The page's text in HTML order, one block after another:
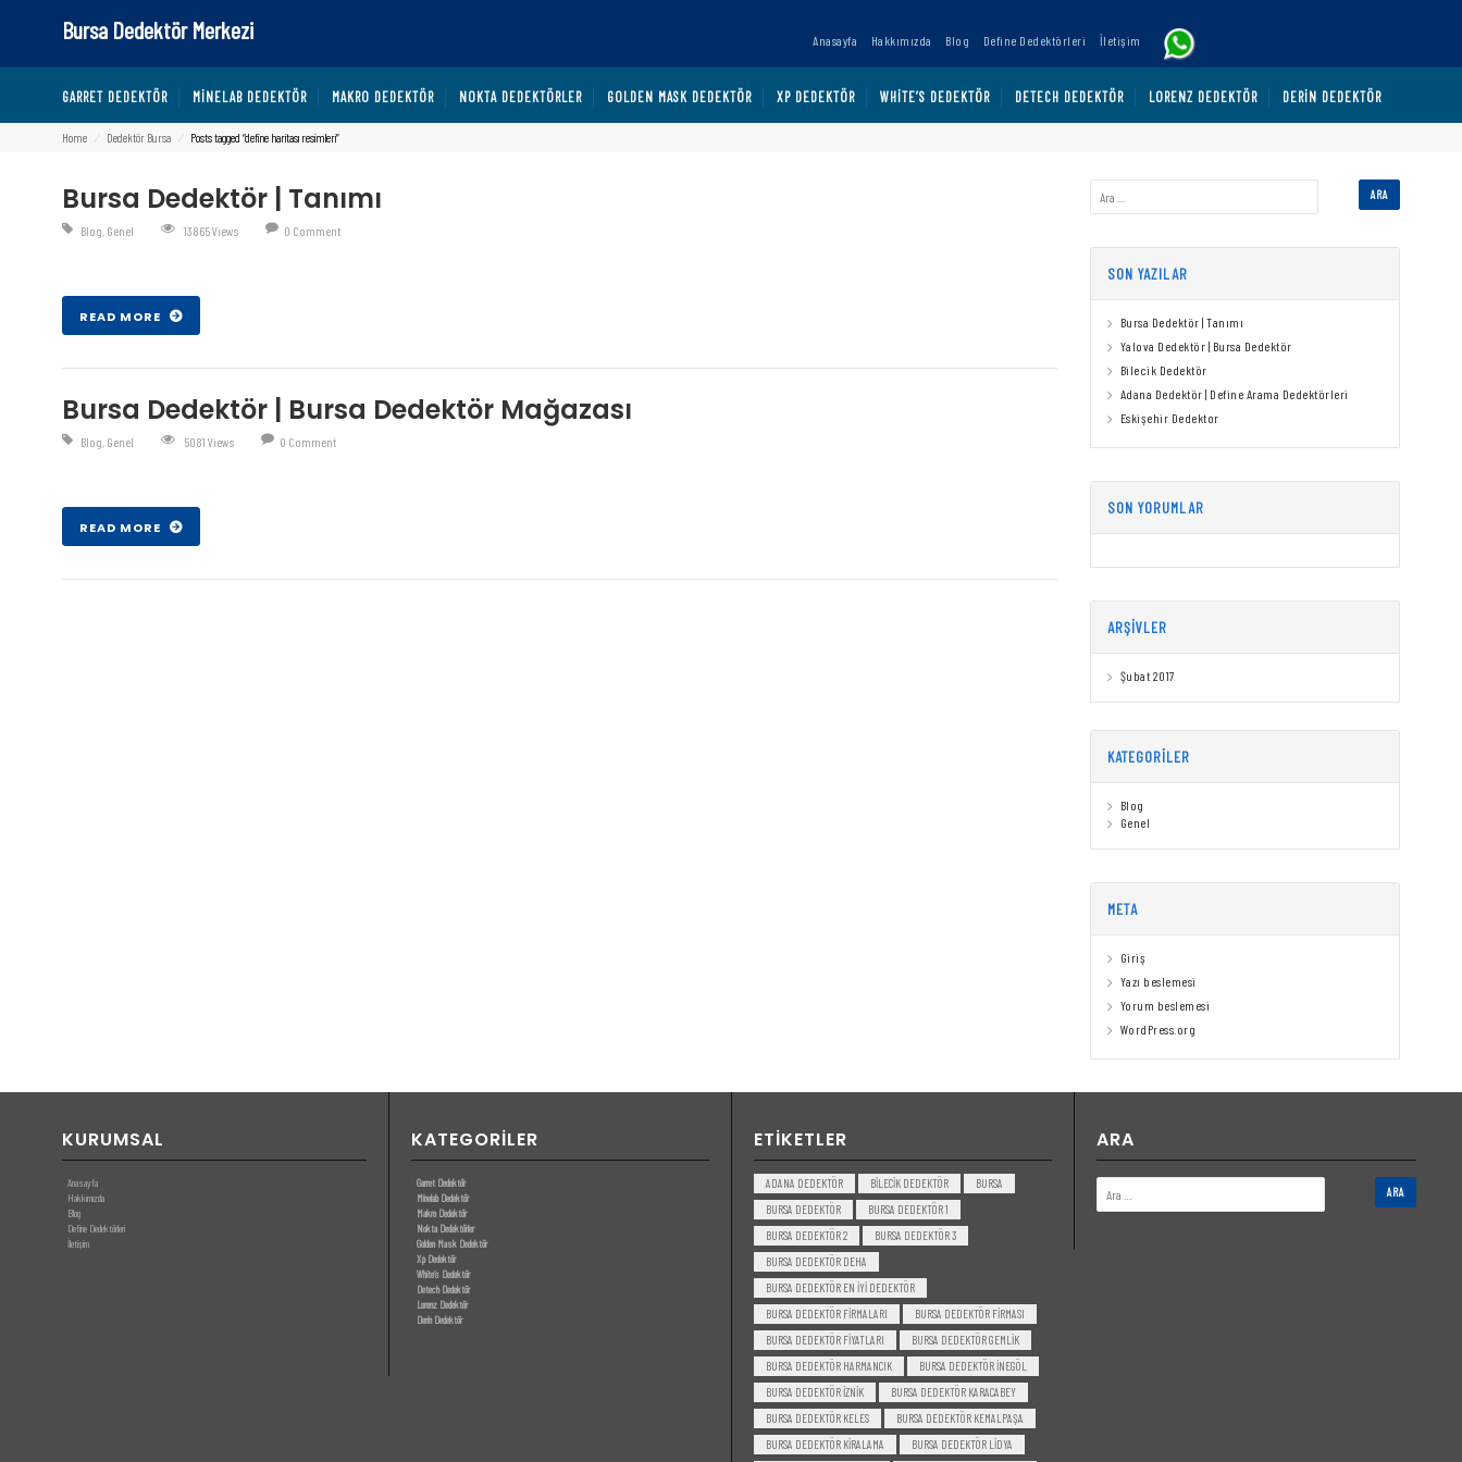
Bursa Dedektör Merkezi Anasayfa Hakkımızda Blog Define Dedektörleri İletişim
GARRET DEDEKTÖR MINELAB DEDEKTÖR MAKRO DEDEKTÖR NOKTA DEDEKTÖRLER GOLDEN MASK DEDEKTÖR XP DEDEKTÖR WHITE’S DEDEKTÖR DETECH DEDEKTÖR LORENZ DEDEKTÖR DERIN DEDEKTÖR
Home ⁄ Dedektör Bursa ⁄ Posts tagged “define haritası resimleri”
Bursa Dedektör | Tanımı
Blog, Genel 13865 Views 0 Comment
READ MORE
Bursa Dedektör | Bursa Dedektör Mağazası
Blog, Genel 5081 Views 0 Comment
READ MORE
SON YAZILAR
Bursa Dedektör | Tanımı
Yalova Dedektör | Bursa Dedektör
Bilecik Dedektör
Adana Dedektör | Define Arama Dedektörleri
Eskişehir Dedektor
SON YORUMLAR
ARŞIVLER
Şubat 2017
KATEGORILER
Blog
Genel
META
Giriş
Yazı beslemesi
Yorum beslemesi
WordPress.org
KURUMSAL
Anasayfa
Hakkımızda
Blog
Define Dedektörleri
İletişim
KATEGORILER
Garret Dedektör
Minelab Dedektör
Makro Dedektör
Nokta Dedektörler
Golden Mask Dedektör
Xp Dedektör
White’s Dedektör
Detech Dedektör
Lorenz Dedektör
Derin Dedektör
ETIKETLER
ADANA DEDEKTÖR BILECIK DEDEKTÖR
BURSA
BURSA DEDEKTÖR
BURSA DEDEKTÖR 1
BURSA DEDEKTÖR 2
BURSA DEDEKTÖR 3
BURSA DEDEKTÖR DEHA
BURSA DEDEKTÖR EN IYI DEDEKTÖR
BURSA DEDEKTÖR FIRMALARI
BURSA DEDEKTÖR FIRMASI
BURSA DEDEKTÖR FIYATLARI
BURSA DEDEKTÖR GEMLIK
BURSA DEDEKTÖR HARMANCIK
BURSA DEDEKTÖR INEGÖL
BURSA DEDEKTÖR IZNIK
BURSA DEDEKTÖR KARACABEY
BURSA DEDEKTÖR KELES
BURSA DEDEKTÖR KEMALPAŞA
BURSA DEDEKTÖR KIRALAMA
BURSA DEDEKTÖR LIDYA
ARA